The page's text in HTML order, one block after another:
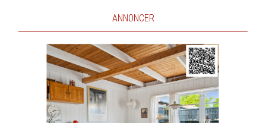
ANNONCER